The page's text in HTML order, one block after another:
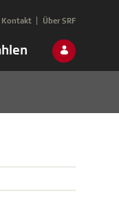
Kontakt Über SRF